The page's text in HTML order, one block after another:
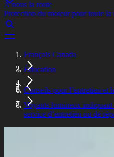
À nous la route
Protection du moteur pour toute
Français Canada
Éducation
Conseils pour l’entretien et
Voyants lumineux indiquant
service d’entretien ou de